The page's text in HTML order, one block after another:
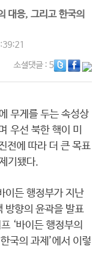
대응, 그리고 한국의
소셜댓글: 5
무게를 두는 속성상
우선 북한 핵이 미
전에 따라 더 큰 목표
기됐다.
이든 행정부가 지난
향의 윤곽을 발표
‘바이든 행정부의
국의 과제’에서 이렇